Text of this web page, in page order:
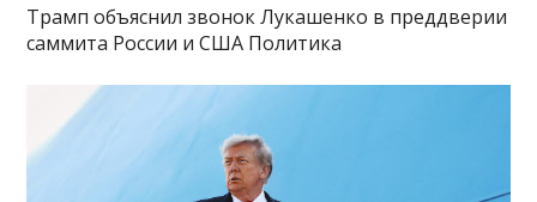
Трамп объяснил звонок Лукашенко в преддверии
саммита России и США Политика